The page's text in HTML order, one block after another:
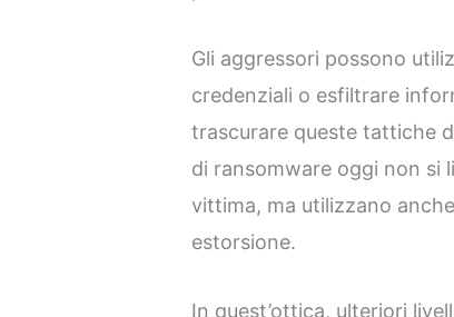
Gli aggressori possono
credenziali o esfiltrare
trascurare queste tattiche
di ransomware oggi non si
vittima, ma utilizzano
estorsione.
In quest’ottica, ulteriori